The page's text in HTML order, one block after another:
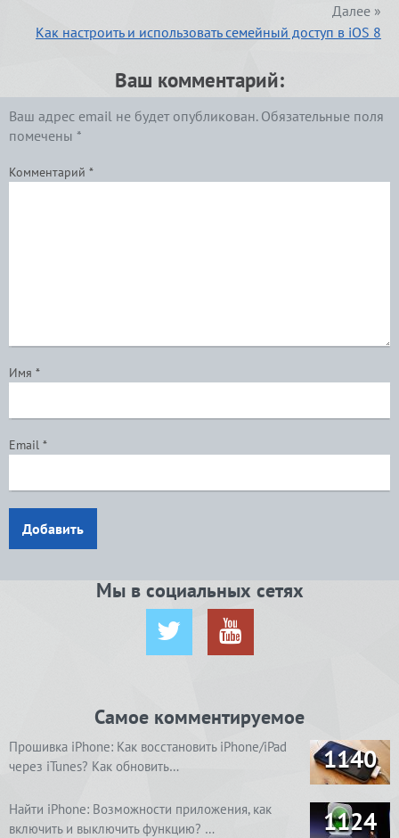
Далее »
Как настроить и использовать семейный доступ в iOS 8
Ваш комментарий:
Ваш адрес email не будет опубликован. Обязательные поля
помечены *
Комментарий *
Имя *
Email *
Добавить
Мы в социальных сетях
Самое комментируемое
Прошивка iPhone: Как восстановить iPhone/iPad
через iTunes? Как обновить…
1140
Найти iPhone: Возможности приложения, как
включить и выключить функцию? …
1124